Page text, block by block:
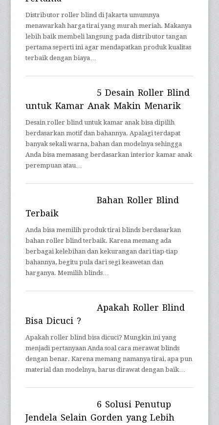
Distributor roller blind di Jakarta umumnya
menawarkah harga tirai yang murah meriah. Makanya
lebih baik membeli langsung pada distributor tangan
pertama seperti ini agar mendapatkan produk kualitas
terbaik dengan biaya…
5 Desain Roller Blind
untuk Kamar Anak Makin Menarik
Desain roller blind untuk kamar anak bisa dipilih
berdasarkan motif dan bahannya. Apalagi terdapat
banyak sekali warna, bahan dan modelnya sehingga
Anda bisa memasang berdasarkan interior kamar anak
perempuan atau…
Bahan Roller Blind
Terbaik
Anda bisa memilih produk tirai blinds berdasarkan
bahan roller blind terbaik. Karena memang ada
berbagai kelebihan dan kekurangan dari tiap-tiap
bahannya, begitu pula dari segi keawetan dan
harganya. Memilih blinds…
Apakah Roller Blind
Bisa Dicuci ?
Apakah roller blind bisa dicuci? Mungkin ini yang
menjadi pertanyaan Anda soal cara merawat blinds
dengan benar. Karena memang namanya tirai, apa pun
material dan modelnya, harus dirawat dengan baik…
6 Solusi Penutup
Jendela Selain Gorden yang Lebih